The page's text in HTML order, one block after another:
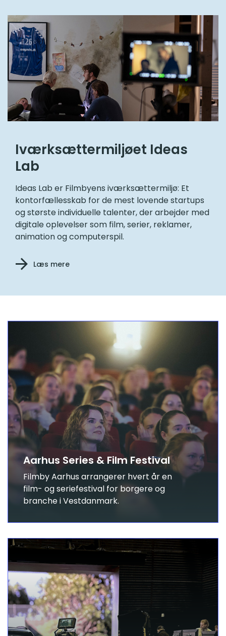
Iværksættermiljøet Ideas
Lab
Ideas Lab er Filmbyens iværksættermiljø: Et
kontorfællesskab for de mest lovende startups
og største individuelle talenter, der arbejder med
digitale oplevelser som film, serier, reklamer,
animation og computerspil.
Læs mere
Aarhus Series & Film Festival
Filmby Aarhus arrangerer hvert år en
film- og seriefestival for borgere og
branche i Vestdanmark.